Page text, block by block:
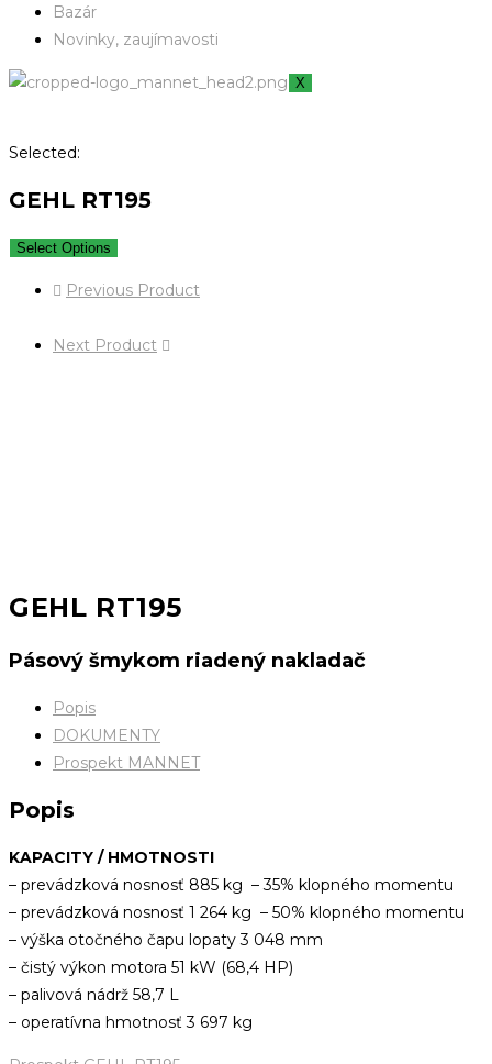
Bazár
Novinky, zaujímavosti
X
Selected:
GEHL RT195
Select Options
Previous Product
Next Product
GEHL RT195
Pásový šmykom riadený nakladač
Popis
DOKUMENTY
Prospekt MANNET
Popis
KAPACITY / HMOTNOSTI
– prevádzková nosnosť 885 kg – 35% klopného momentu
– prevádzková nosnosť 1 264 kg – 50% klopného momentu
– výška otočného čapu lopaty 3 048 mm
– čistý výkon motora 51 kW (68,4 HP)
– palivová nádrž 58,7 L
– operatívna hmotnosť 3 697 kg